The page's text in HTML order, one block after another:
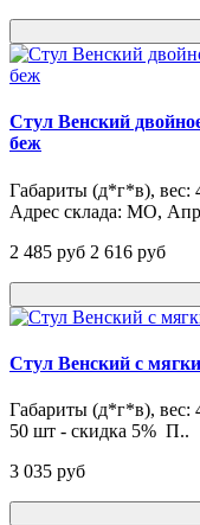
Стул Венский
беж
Габариты (д*г*в), вес:
Адрес склада: МО,
2 485 pуб 2 616 pуб
Стул Венский с
Габариты (д*г*в), вес:
50 шт - скидка 5% П..
3 035 pуб